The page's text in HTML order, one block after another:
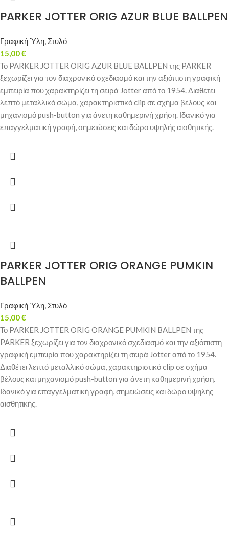
PARKER JOTTER ORIG AZUR BLUE BALLPEN
Γραφική Ύλη, Στυλό
15,00€
Το PARKER JOTTER ORIG AZUR BLUE BALLPEN της PARKER
ξεχωρίζει για τον διαχρονικό σχεδιασμό και την αξιόπιστη γραφική
εμπειρία που χαρακτηρίζει τη σειρά Jotter από το 1954. Διαθέτει
λεπτό μεταλλικό σώμα, χαρακτηριστικό clip σε σχήμα βέλους και
μηχανισμό push-button για άνετη καθημερινή χρήση. Ιδανικό για
επαγγελματική γραφή, σημειώσεις και δώρο υψηλής αισθητικής.
PARKER JOTTER ORIG ORANGE PUMKIN
BALLPEN
Γραφική Ύλη, Στυλό
15,00€
Το PARKER JOTTER ORIG ORANGE PUMKIN BALLPEN της
PARKER ξεχωρίζει για τον διαχρονικό σχεδιασμό και την αξιόπιστη
γραφική εμπειρία που χαρακτηρίζει τη σειρά Jotter από το 1954.
Διαθέτει λεπτό μεταλλικό σώμα, χαρακτηριστικό clip σε σχήμα
βέλους και μηχανισμό push-button για άνετη καθημερινή χρήση.
Ιδανικό για επαγγελματική γραφή, σημειώσεις και δώρο υψηλής
αισθητικής.